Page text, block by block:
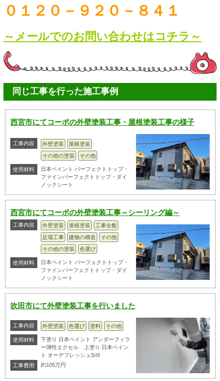
０１２０－９２０－８４１
～メールでのお問い合わせはコチラ～
同じ工事を行った施工事例
西宮市にてコーポの外壁塗装工事・屋根塗装工事の様子
工事内容 外壁塗装
屋根塗装
その他の塗装
その他
使用材料
日本ペイント パーフェクトトップ・
ファインパーフェクトトップ・ダイ
ノックシート
西宮市にてコーポの外壁塗装工事～シーリング編～
工事内容 外壁塗装 屋根塗装
工事全般
足場工事
建物の構造
その他
その他の塗装
色選び
使用材料
日本ペイント パーフェクトトップ・
ファインパーフェクトトップ・ダイ
ノックシート
吹田市にて外壁塗装工事を行いました
工事内容 外壁塗装 色選び 塗料 その他
使用材料
下塗り 日本ペイント アンダーフィラ
ー弾性エクセル 上塗り 日本ペイン
ト オーデフレッシュSiⅢ
工事費用
約105万円